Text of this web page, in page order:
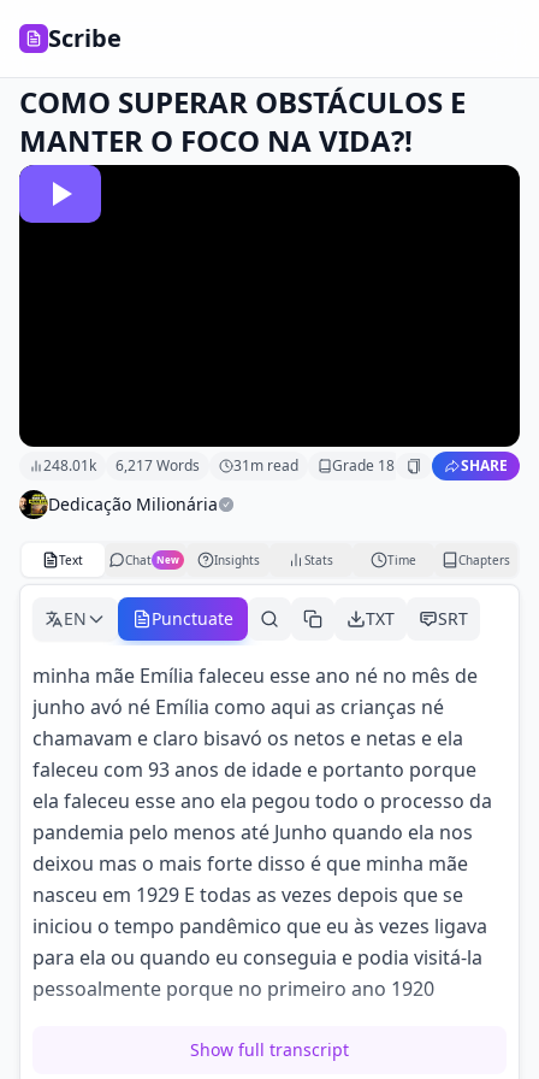
Scribe
COMO SUPERAR OBSTÁCULOS E
MANTER O FOCO NA VIDA?!
248.01k 6,217Words 31m read Grade 18 SHARE
Dedicação Milionária
Text Chat New Insights Stats Time Chapters
EN Punctuate TXT SRT
minha mãe Emília faleceu esse ano né no mês de
junho avó né Emília como aqui as crianças né
chamavam e claro bisavó os netos e netas e ela
faleceu com 93 anos de idade e portanto porque
ela faleceu esse ano ela pegou todo o processo da
pandemia pelo menos até Junho quando ela nos
deixou mas o mais forte disso é que minha mãe
nasceu em 1929 E todas as vezes depois que se
iniciou o tempo pandêmico que eu às vezes ligava
para ela ou quando eu conseguia e podia visitá-la
pessoalmente porque no primeiro ano 1920
encostado né Muito perto com uma ameaça muito
Show full transcript